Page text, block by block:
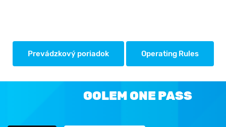
Prevádzkový poriadok Operating Rules
GOLEM ONE PASS